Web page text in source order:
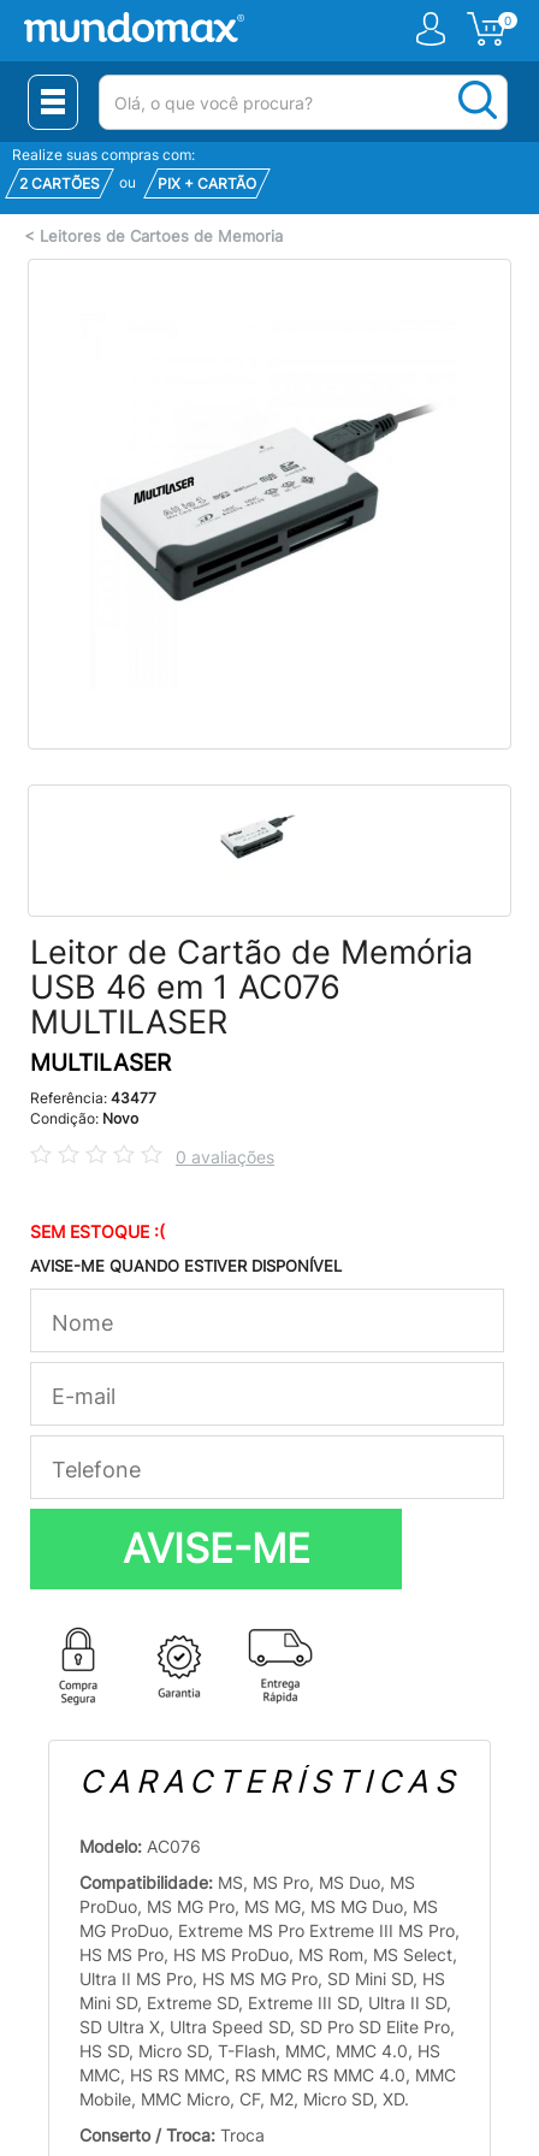
0
(pesquisar)
Realize suas compras com:
2 CARTÕES
ou PIX + CARTÃO
< Leitores de Cartoes de Memoria
Leitor de Cartão de Memória
USB 46 em 1 AC076
MULTILASER
MULTILASER
Referência: 43477
Condição: Novo
0 avaliações
SEM ESTOQUE :(
AVISE-ME QUANDO ESTIVER DISPONÍVEL
AVISE-ME
CARACTERÍSTICAS
Modelo: AC076
Compatibilidade: MS, MS Pro, MS Duo, MS
ProDuo, MS MG Pro, MS MG, MS MG Duo, MS
MG ProDuo, Extreme MS Pro Extreme III MS Pro,
HS MS Pro, HS MS ProDuo, MS Rom, MS Select,
Ultra II MS Pro, HS MS MG Pro, SD Mini SD, HS
Mini SD, Extreme SD, Extreme III SD, Ultra II SD,
SD Ultra X, Ultra Speed SD, SD Pro SD Elite Pro,
HS SD, Micro SD, T-Flash, MMC, MMC 4.0, HS
MMC, HS RS MMC, RS MMC RS MMC 4.0, MMC
Mobile, MMC Micro, CF, M2, Micro SD, XD.
Conserto / Troca: Troca